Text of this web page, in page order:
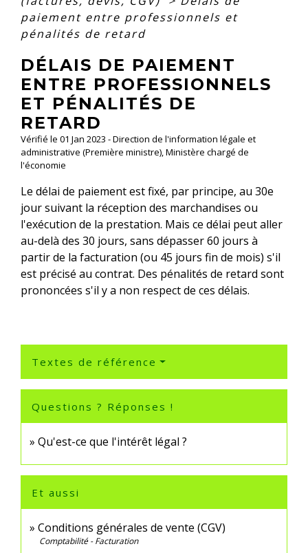
paiement entre professionnels et
pénalités de retard
DÉLAIS DE PAIEMENT
ENTRE PROFESSIONNELS
ET PÉNALITÉS DE
RETARD
Vérifié le 01 Jan 2023 - Direction de l'information légale et
administrative (Première ministre), Ministère chargé de
l'économie
Le délai de paiement est fixé, par principe, au 30e
jour suivant la réception des marchandises ou
l'exécution de la prestation. Mais ce délai peut aller
au-delà des 30 jours, sans dépasser 60 jours à
partir de la facturation (ou 45 jours fin de mois) s'il
est précisé au contrat. Des pénalités de retard sont
prononcées s'il y a non respect de ces délais.
Textes de référence
Questions ? Réponses !
Qu'est-ce que l'intérêt légal ?
Et aussi
Conditions générales de vente (CGV)
Comptabilité - Facturation